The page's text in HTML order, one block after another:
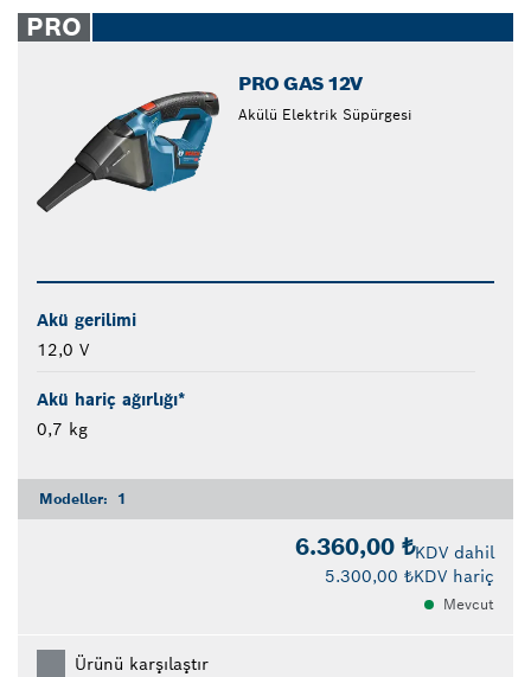
PRO
PRO GAS 12V
Akülü Elektrik Süpürgesi
Akü gerilimi
12,0 V
Akü hariç ağırlığı*
0,7 kg
Modeller: 1
6.360,00 ₺KDV dahil
5.300,00 ₺KDV hariç
Mevcut
Ürünü karşılaştır